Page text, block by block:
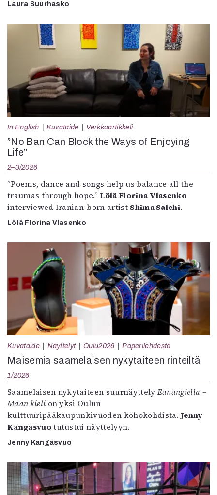
Laura Suurhasko
In English Kuvataide Verkkoartikkeli
”No Ban Can Block the Ways of Enjoying
Life”
2–3/2026
”Poems, dance and songs help us balance all the
traumas through hope.”Lölä Florina Vlasenko
interviewed Iranian-born artist Shima Salehi.
Lölä Florina Vlasenko
Kuvataide Näyttelyt Oulu2026 Paperilehdestä
Maisemia saamelaisen nykytaiteen rinteiltä
1/2026
Saamelaisen nykytaiteen suurnäyttely Eanangiella –
Maan kieli on yksi Oulun
kulttuuripääkaupunkivuoden kohokohdista.Jenny
Kangasvuotutustui näyttelyyn.
Jenny Kangasvuo